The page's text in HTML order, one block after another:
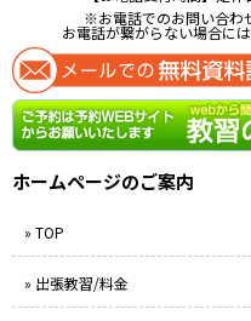
※お電話でのお問い合わ
お電話が繋がらない場合に
ホームページのご案内
» TOP
» 出張教習/料金